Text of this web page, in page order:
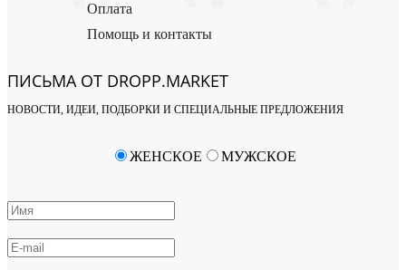
Оплата
Помощь и контакты
ПИСЬМА ОТ DROPP.MARKET
НОВОСТИ, ИДЕИ, ПОДБОРКИ И СПЕЦИАЛЬНЫЕ ПРЕДЛОЖЕНИЯ
ЖЕНСКОЕ МУЖСКОЕ